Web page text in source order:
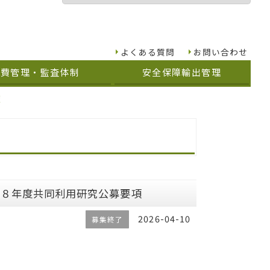
よくある質問 お問い合わせ
管理・監査体制 安全保障輸出管理
年度共同利用研究公募要項
募集終了 2026-04-10